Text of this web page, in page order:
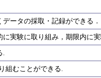
ータの採取・記録ができる．
実験に取り組み，期限内に
組むことができる.